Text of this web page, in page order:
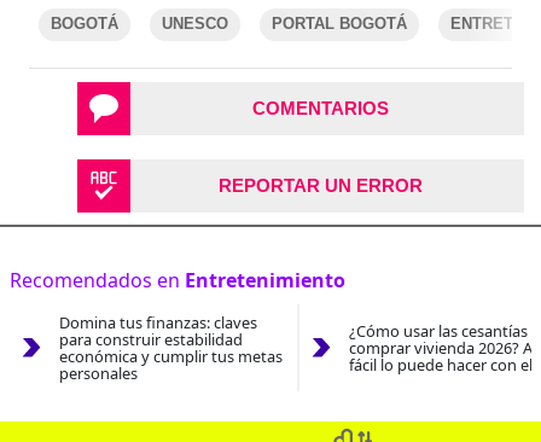
BOGOTÁ UNESCO PORTAL BOGOTÁ
COMENTARIOS
REPORTAR UN ERROR
Recomendados en Entretenimiento
Domina tus finanzas: claves
para construir estabilidad
económica y cumplir tus metas
personales
¿Cómo usar las cesantías
comprar vivienda 2026?
fácil lo puede hacer con el